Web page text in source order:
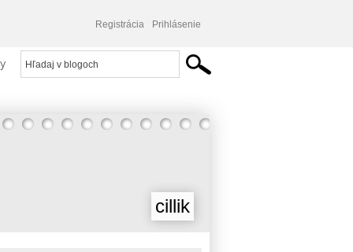
Registrácia Prihlásenie
cillik